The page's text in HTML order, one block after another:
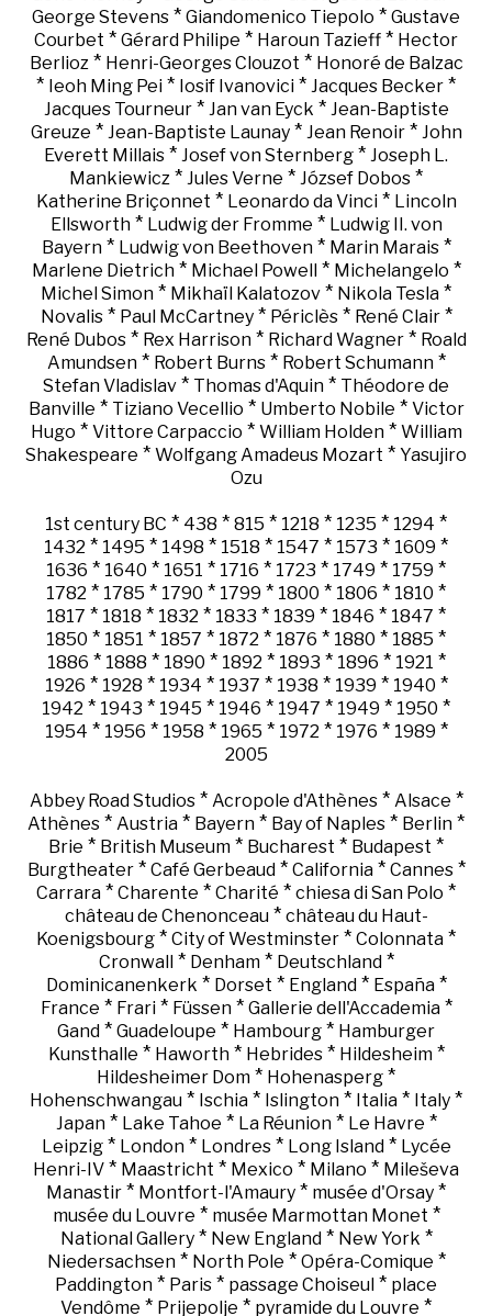
George Stevens * Giandomenico Tiepolo * Gustave
Courbet * Gérard Philipe * Haroun Tazieff * Hector
Berlioz * Henri-Georges Clouzot * Honoré de Balzac
* Ieoh Ming Pei * Iosif Ivanovici * Jacques Becker *
Jacques Tourneur* Jan van Eyck * Jean-Baptiste
Greuze * Jean-Baptiste Launay* Jean Renoir* John
Everett Millais * Josef von Sternberg * Joseph L.
Mankiewicz * Jules Verne * József Dobos *
Katherine Briçonnet * Leonardo da Vinci* Lincoln
Ellsworth* Ludwig der Fromme * Ludwig II. von
Bayern* Ludwig von Beethoven* Marin Marais*
Marlene Dietrich* Michael Powell* Michelangelo *
Michel Simon * Mikhaïl Kalatozov * Nikola Tesla *
Novalis* Paul McCartney* Périclès* René Clair*
René Dubos* Rex Harrison* Richard Wagner* Roald
Amundsen* Robert Burns* Robert Schumann*
Stefan Vladislav * Thomas d'Aquin * Théodore de
Banville * Tiziano Vecellio * Umberto Nobile * Victor
Hugo * Vittore Carpaccio * William Holden* William
Shakespeare * Wolfgang Amadeus Mozart * Yasujiro
Ozu
1st century BC * 438 * 815 * 1218 * 1235 * 1294 *
1432 * 1495 * 1498 * 1518 * 1547 * 1573 * 1609 *
1636 * 1640 * 1651 * 1716 * 1723 * 1749 * 1759 *
1782 * 1785 * 1790 * 1799 * 1800 * 1806 * 1810 *
1817 * 1818 * 1832 * 1833 * 1839 * 1846 * 1847 *
1850 * 1851 * 1857 * 1872 * 1876 * 1880 * 1885 *
1886 * 1888 * 1890 * 1892 * 1893 * 1896 * 1921 *
1926 * 1928 * 1934 * 1937 * 1938 * 1939 * 1940 *
1942 * 1943 * 1945 * 1946 * 1947 * 1949 * 1950 *
1954 * 1956 * 1958 * 1965 * 1972 * 1976 * 1989 *
2005
Abbey Road Studios* Acropole d'Athènes* Alsace *
Athènes * Austria * Bayern * Bay of Naples * Berlin *
Brie * British Museum * Bucharest * Budapest *
Burgtheater* Café Gerbeaud* California* Cannes*
Carrara * Charente * Charité * chiesa di San Polo *
château de Chenonceau* château du Haut-
Koenigsbourg * City of Westminster * Colonnata *
Cronwall* Denham* Deutschland*
Dominicanenkerk * Dorset * England* España*
France * Frari* Füssen* Gallerie dell'Accademia*
Gand * Guadeloupe * Hambourg * Hamburger
Kunsthalle * Haworth* Hebrides* Hildesheim*
Hildesheimer Dom * Hohenasperg *
Hohenschwangau * Ischia * Islington * Italia * Italy *
Japan* Lake Tahoe * La Réunion* Le Havre *
Leipzig* London* Londres* Long Island* Lycée
Henri-IV * Maastricht * Mexico * Milano * Mileševa
Manastir * Montfort-l'Amaury * musée d'Orsay *
musée du Louvre * musée Marmottan Monet *
National Gallery* New England* New York *
Niedersachsen* North Pole * Opéra-Comique *
Paddington * Paris * passage Choiseul * place
Vendôme * Prijepolje * pyramide du Louvre *